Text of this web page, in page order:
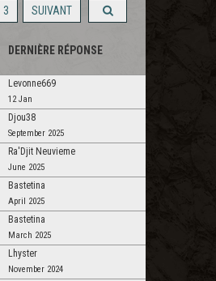
3 SUIVANT
DERNIÈRE RÉPONSE
Levonne669
12 Jan
Djou38
September 2025
Ra'Djit Neuvieme
June 2025
Bastetina
April 2025
Bastetina
March 2025
Lhyster
November 2024